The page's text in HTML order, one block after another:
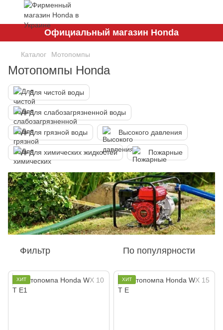
Официальный магазин Honda
Каталог Мотопомпы
Мотопомпы Honda
Для чистой воды
Для слабозагрязненной воды
Для грязной воды Высокого давления
Для химических жидкостей Пожарные
Фильтр По популярности
ХИТ ХИТ